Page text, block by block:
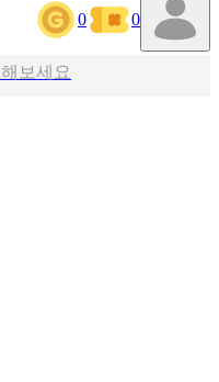
0 0
보세요
보세요
세요